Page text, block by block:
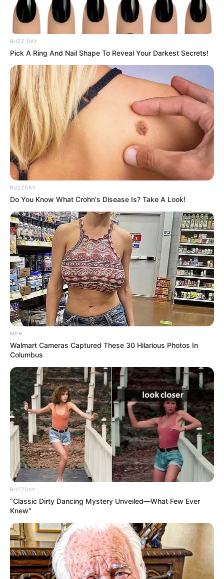
BUZZ DAY
Pick A Ring And Nail Shape To Reveal Your Darkest Secrets!
BUZZDAY
Do You Know What Crohn's Disease Is? Take A Look!
MFH
Walmart Cameras Captured These 30 Hilarious Photos In
Columbus
BUZZDAY
“Classic Dirty Dancing Mystery Unveiled—What Few Ever
Knew"